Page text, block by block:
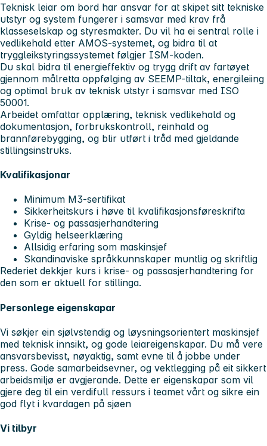
Teknisk leiar om bord har ansvar for at skipet sitt tekniske
utstyr og system fungerer i samsvar med krav frå
klasseselskap og styresmakter. Du vil ha ei sentral rolle i
vedlikehald etter AMOS-systemet, og bidra til at
tryggleikstyringssystemet følgjer ISM-koden.
Du skal bidra til energieffektiv og trygg drift av fartøyet
gjennom målretta oppfølging av SEEMP-tiltak, energileiing
og optimal bruk av teknisk utstyr i samsvar med ISO
50001.
Arbeidet omfattar opplæring, teknisk vedlikehald og
dokumentasjon, forbrukskontroll, reinhald og
brannførebygging, og blir utført i tråd med gjeldande
stillingsinstruks.
Kvalifikasjonar
Minimum M3-sertifikat
Sikkerheitskurs i høve til kvalifikasjonsføreskrifta
Krise- og passasjerhandtering
Gyldig helseerklæring
Allsidig erfaring som maskinsjef
Skandinaviske språkkunnskaper muntlig og skriftlig
Rederiet dekkjer kurs i krise- og passasjerhandtering for
den som er aktuell for stillinga.
Personlege eigenskapar
Vi søkjer ein sjølvstendig og løysningsorientert maskinsjef
med teknisk innsikt, og gode leiareigenskapar. Du må vere
ansvarsbevisst, nøyaktig, samt evne til å jobbe under
press. Gode samarbeidsevner, og vektlegging på eit sikkert
arbeidsmiljø er avgjerande. Dette er eigenskapar som vil
gjere deg til ein verdifull ressurs i teamet vårt og sikre ein
god flyt i kvardagen på sjøen
Vi tilbyr